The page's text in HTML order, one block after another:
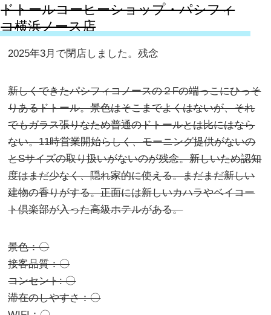
ドトールコーヒーショップ・パシフィ
コ横浜ノース店
2025年3月で閉店しました。残念
新しくできたパシフィコノースの２Fの端っこにひっそ
りあるドトール。景色はそこまでよくはないが、それ
でもガラス張りなため普通のドトールとは比にはなら
ない。11時営業開始らしく、モーニング提供がないの
とSサイズの取り扱いがないのが残念。新しいため認知
度はまだ少なく、隠れ家的に使える。まだまだ新しい
建物の香りがする。正面には新しいカハラやベイコー
ト倶楽部が入った高級ホテルがある。
景色：〇
接客品質：〇
コンセント: 〇
滞在のしやすさ：〇